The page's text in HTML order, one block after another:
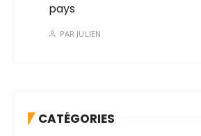
pays
PAR JULIEN
CATÉGORIES